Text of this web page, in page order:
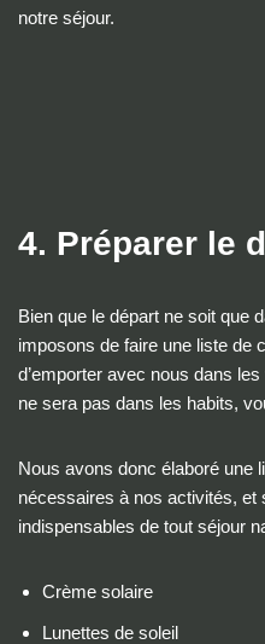
notre séjour.
4. Préparer le
Bien que le départ ne soit que
imposons de faire une liste de
d’emporter avec nous dans
ne sera pas dans les habits,
Nous avons donc élaboré une
nécessaires à nos activités, et
indispensables de tout séjour
Crème solaire
Lunettes de soleil